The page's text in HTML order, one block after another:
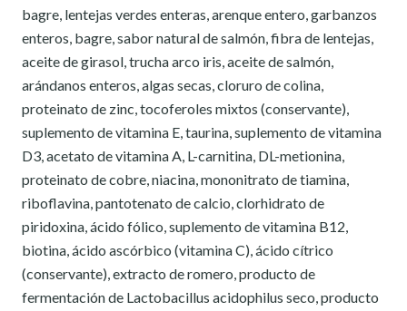
bagre, lentejas verdes enteras, arenque entero, garbanzos
enteros, bagre, sabor natural de salmón, fibra de lentejas,
aceite de girasol, trucha arco iris, aceite de salmón,
arándanos enteros, algas secas, cloruro de colina,
proteinato de zinc, tocoferoles mixtos (conservante),
suplemento de vitamina E, taurina, suplemento de vitamina
D3, acetato de vitamina A, L-carnitina, DL-metionina,
proteinato de cobre, niacina, mononitrato de tiamina,
riboflavina, pantotenato de calcio, clorhidrato de
piridoxina, ácido fólico, suplemento de vitamina B12,
biotina, ácido ascórbico (vitamina C), ácido cítrico
(conservante), extracto de romero, producto de
fermentación de Lactobacillus acidophilus seco, producto